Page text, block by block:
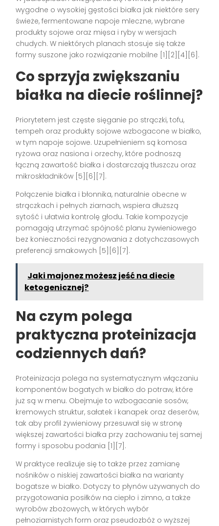
wygodne o wysokiej gęstości białka jak niektóre sery
świeże, fermentowane napoje mleczne, wybrane
produkty sojowe oraz mięsa i ryby w wersjach
chudych. W niektórych planach stosuje się także
formy suszone jako rozwiązanie mobilne [1][2][4][6].
Co sprzyja zwiększaniu
białka na diecie roślinnej?
Priorytetem jest częste sięganie po strączki, tofu,
tempeh oraz produkty sojowe wzbogacone w białko,
w tym napoje sojowe. Uzupełnieniem są komosa
ryżowa oraz nasiona i orzechy, które podnoszą
łączną zawartość białka i dostarczają tłuszczu oraz
mikroskładników [5][6][7].
Połączenie białka i błonnika, naturalnie obecne w
strączkach i pełnych ziarnach, wspiera dłuższą
sytość i ułatwia kontrolę głodu. Takie kompozycje
pomagają utrzymać spójność planu żywieniowego
bez konieczności rezygnowania z dotychczasowych
preferencji smakowych [5][6][7].
Jaki majonez możesz jeść na diecie
ketogenicznej?
Na czym polega
praktyczna proteinizacja
codziennych dań?
Proteinizacja polega na systematycznym włączaniu
komponentów bogatych w białko do potraw, które
już są w menu. Obejmuje to wzbogacanie sosów,
kremowych struktur, sałatek i kanapek oraz deserów,
tak aby profil żywieniowy przesuwał się w stronę
większej zawartości białka przy zachowaniu tej samej
formy i sposobu podania [1][7].
W praktyce realizuje się to także przez zamianę
nośników o niskiej zawartości białka na warianty
bogatsze w białko. Dotyczy to płynów używanych do
przygotowania posiłków na ciepło i zimno, a także
wyrobów zbożowych, w których wybór
pełnoziarnistych form oraz pseudozbóż o wyższej